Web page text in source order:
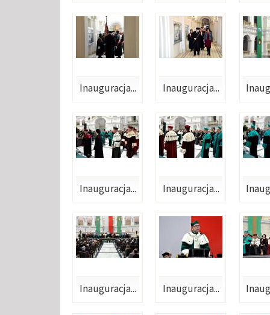
Inauguracja... Inauguracja...
Inauguracja... Inauguracja...
Inauguracja... Inauguracja...